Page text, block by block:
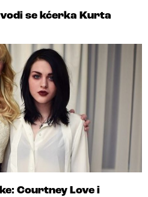
se kćerka Kurta
Courtney Love i